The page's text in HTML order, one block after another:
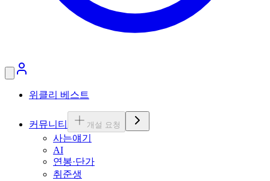
위클리 베스트
커뮤니티 개설 요청
사는얘기
AI
연봉·단가
취준생